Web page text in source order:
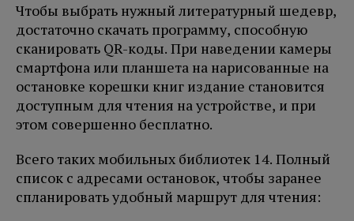
Чтобы выбрать нужный литературный шедевр,
достаточно скачать программу, способную
сканировать QR-коды. При наведении камеры
смартфона или планшета на нарисованные на
остановке корешки книг издание становится
доступным для чтения на устройстве, и при
этом совершенно бесплатно.
Всего таких мобильных библиотек 14. Полный
список с адресами остановок, чтобы заранее
спланировать удобный маршрут для чтения: